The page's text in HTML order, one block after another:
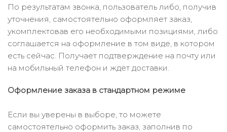
По результатам звонка, пользователь либо, получив
уточнения, самостоятельно оформляет заказ,
укомплектовав его необходимыми позициями, либо
соглашается на оформление в том виде, в котором
есть сейчас. Получает подтверждение на почту или
на мобильный телефон и ждёт доставки.
Оформление заказа в стандартном режиме
Если вы уверены в выборе, то можете
самостоятельно оформить заказ, заполнив по